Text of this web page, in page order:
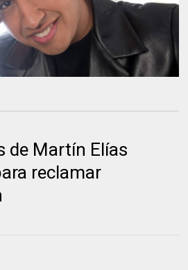
de Martín Elías
reclamar